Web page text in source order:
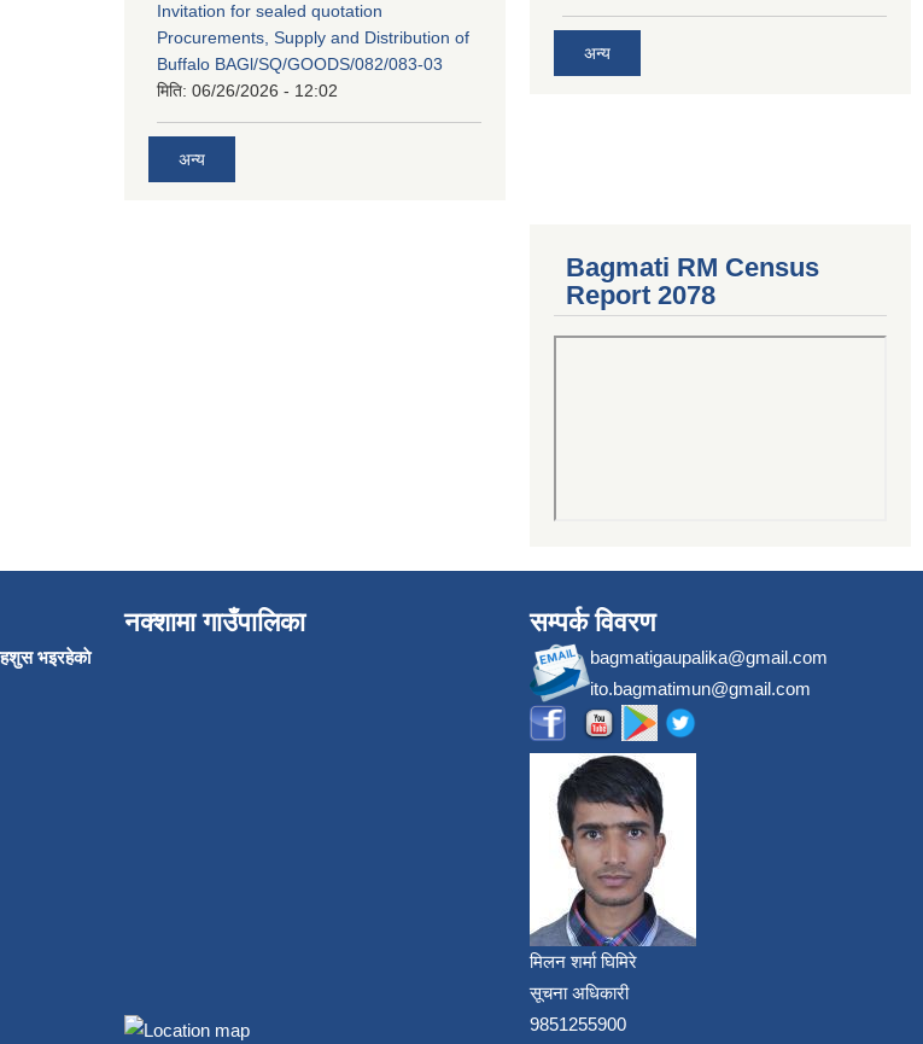
Invitation for sealed quotation
Procurements, Supply and Distribution of
Buffalo BAGl/SQ/GOODS/082/083-03
मिति: 06/26/2026 - 12:02
अन्य
अन्य
Bagmati RM Census
Report 2078
भइरहेकाे
नक्शामा गाउँपालिका सम्पर्क विवरण
bagmatigaupalika@gmail.com
ito.bagmatimun@gmail.com
मिलन शर्मा घिमिरे
सूचना अधिकारी
9851255900